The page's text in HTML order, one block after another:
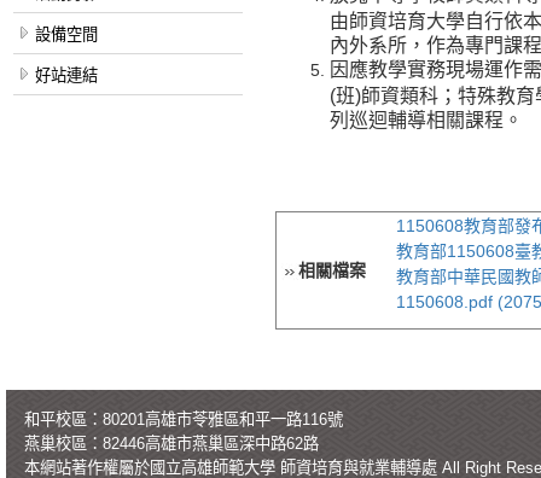
設備空間
好站連結
由師資培育大學自行依
內外系所，作為專門課
因應教學實務現場運作
(班)師資類科；特殊教
列巡迴輔導相關課程。
相關檔案
1150608教育部發
教育部1150608臺
教育部中華民國教
1150608.pdf
和平校區：80201高雄市苓雅區和平一路116號
燕巢校區：82446高雄市燕巢區深中路62路
本網站著作權屬於國立高雄師範大學 師資培育與就業輔導處 All Right